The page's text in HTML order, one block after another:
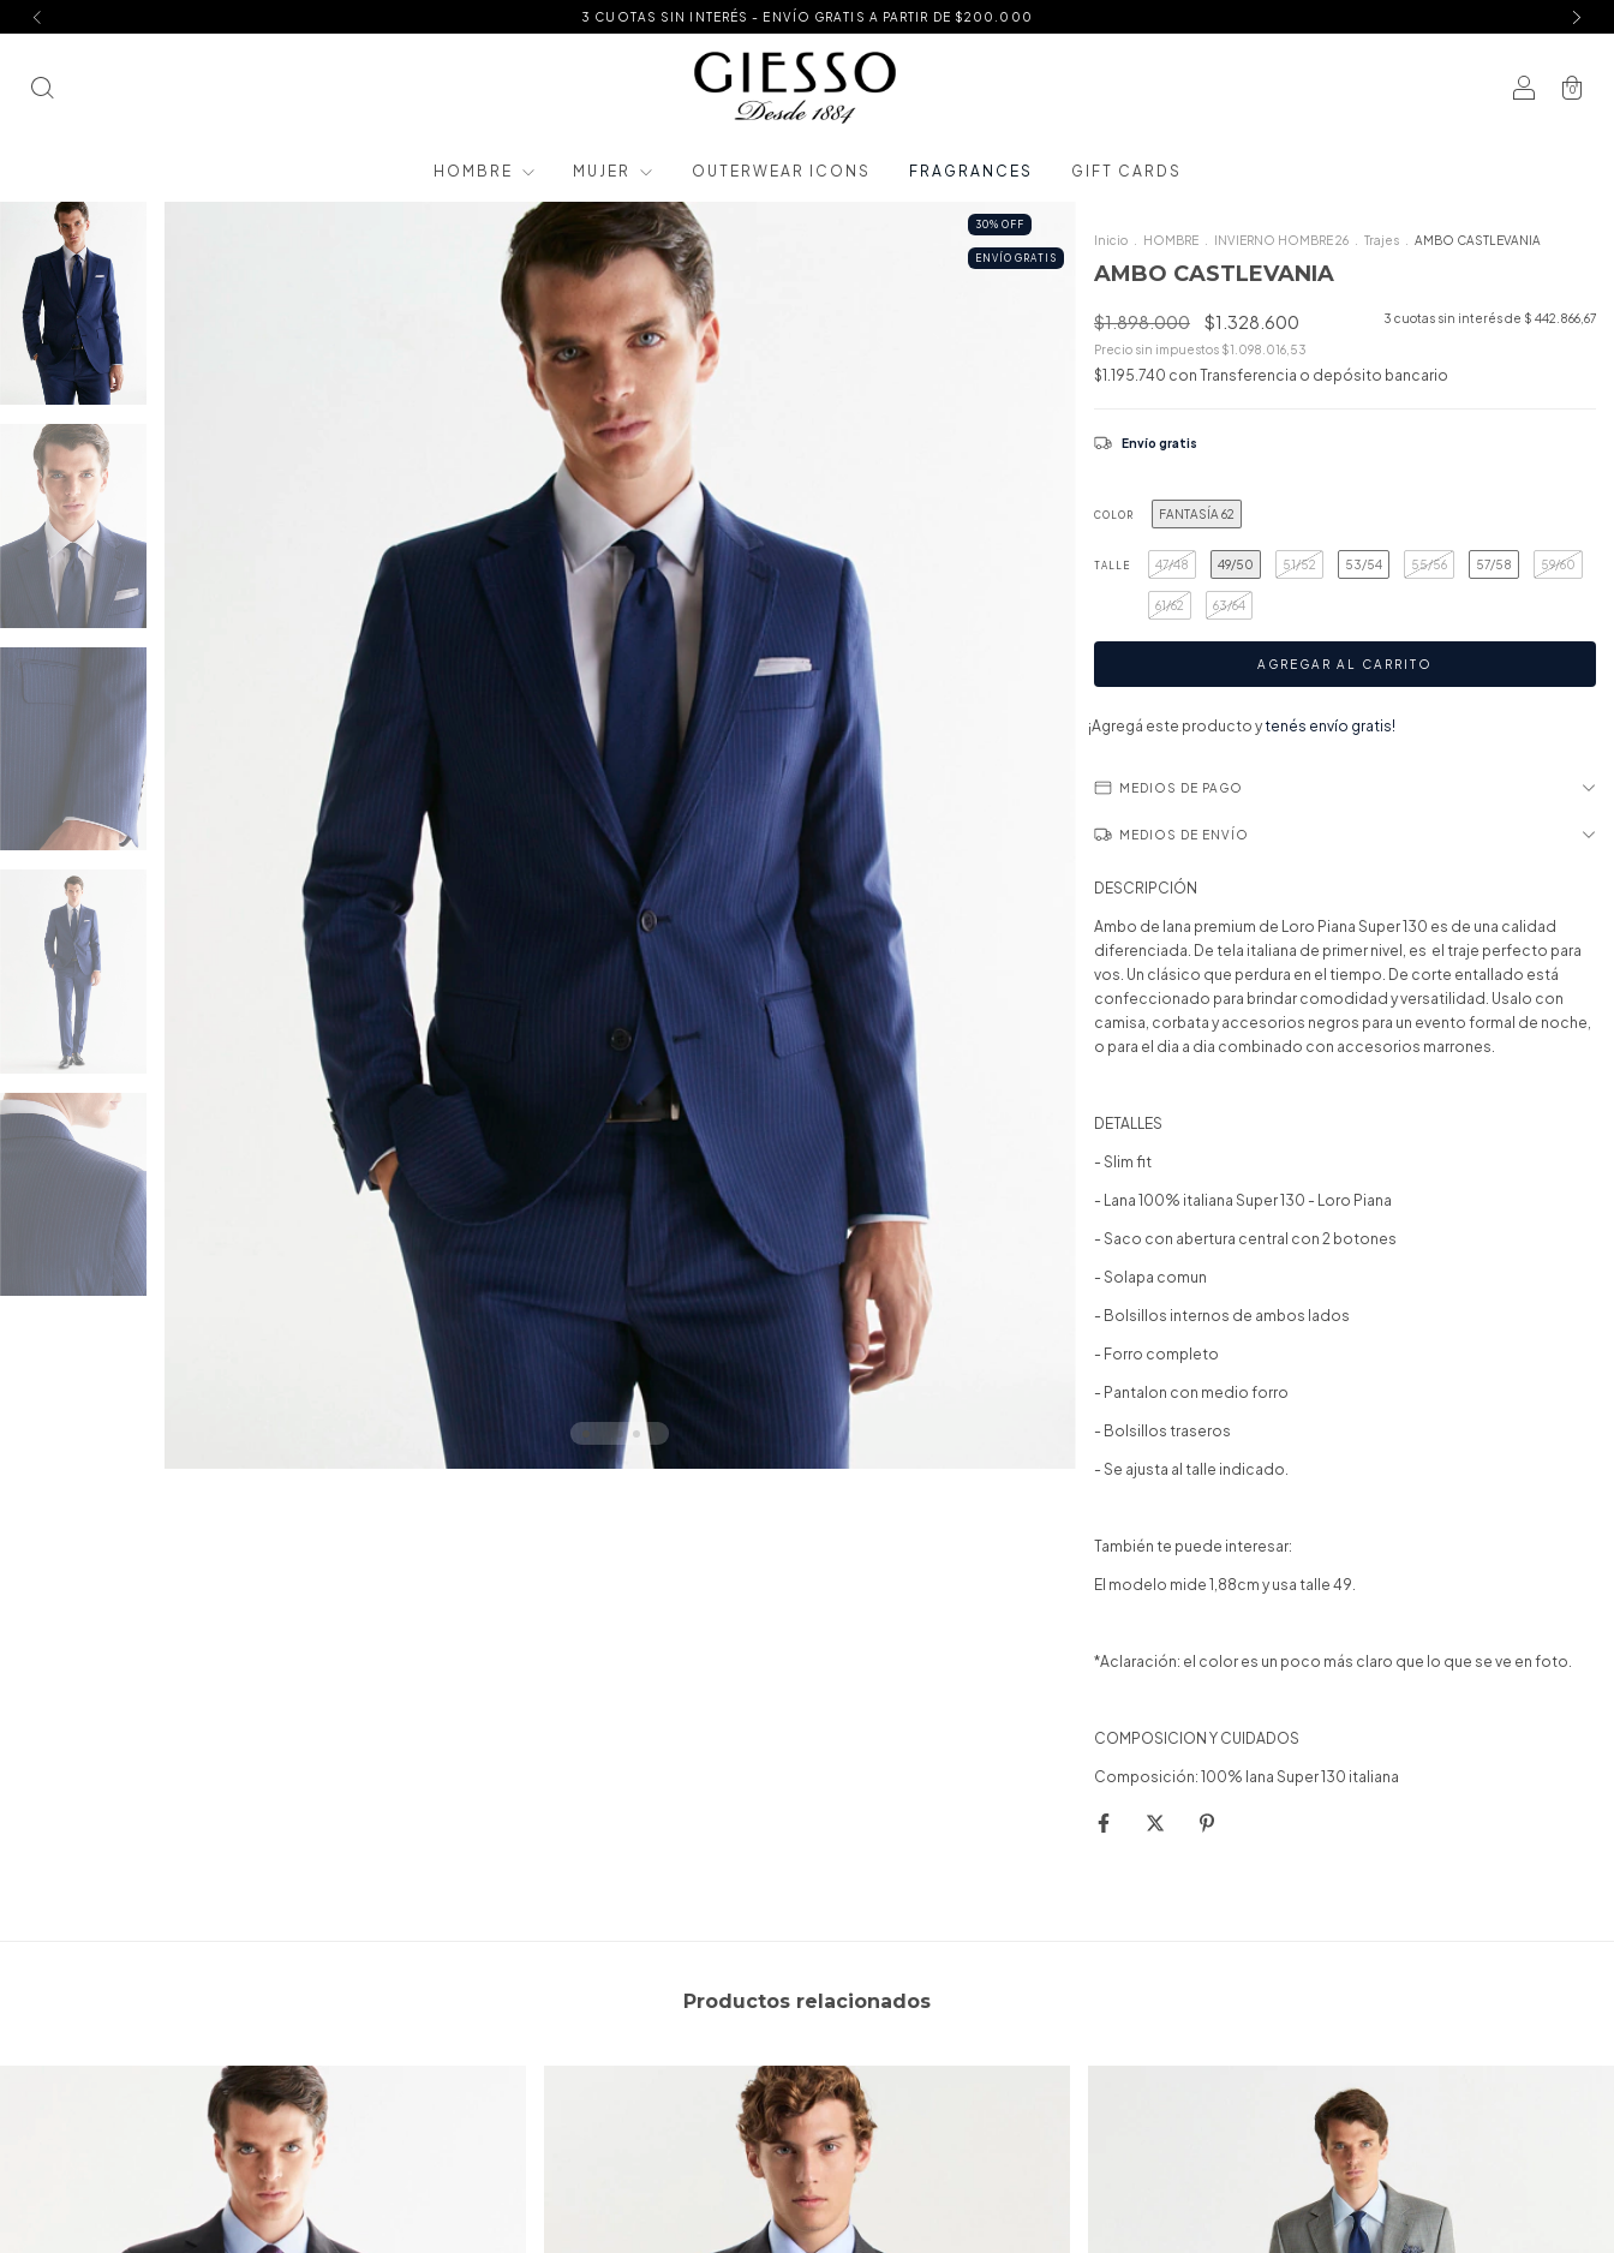
3 CUOTAS SIN INTERÉS - ENVÍO GRATIS A PARTIR DE $200.000
0
HOMBRE MUJER OUTERWEAR ICONS FRAGRANCES GIFT CARDS
30% OFF
ENVÍO GRATIS
Inicio HOMBRE INVIERNO HOMBRE 26 Trajes AMBO CASTLEVANIA
AMBO CASTLEVANIA
$1.898.000 $1.328.600 3 cuotas sin interés de $ 442.866,67
Precio sin impuestos $1.098.016,53
$1.195.740 con Transferencia o depósito bancario
Envío gratis
COLOR FANTASÍA 62
TALLE 47/48 49/50 51/52 53/54 55/56 57/58 59/60
61/62 63/64
¡Agregá este producto ytenés envío gratis!
MEDIOS DE PAGO
MEDIOS DE ENVÍO
DESCRIPCIÓN
Ambo de lana premium de Loro Piana Super 130 es de una calidad
diferenciada. De tela italiana de primer nivel, es el traje perfecto para
vos. Un clásico que perdura en el tiempo. De corte entallado está
confeccionado para brindar comodidad y versatilidad. Usalo con
camisa, corbata y accesorios negros para un evento formal de noche,
o para el dia a dia combinado con accesorios marrones.
DETALLES
- Slim fit
- Lana 100% italiana Super 130 - Loro Piana
- Saco con abertura central con 2 botones
- Solapa comun
- Bolsillos internos de ambos lados
- Forro completo
- Pantalon con medio forro
- Bolsillos traseros
- Se ajusta al talle indicado.
También te puede interesar:
El modelo mide 1,88cm y usa talle 49.
*Aclaración: el color es un poco más claro que lo que se ve en foto.
COMPOSICION Y CUIDADOS
Composición: 100% lana Super 130 italiana
Productos relacionados